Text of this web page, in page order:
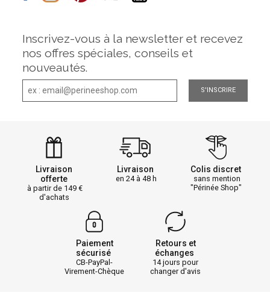
Inscrivez-vous à la newsletter et recevez
nos offres spéciales, conseils et
nouveautés.
S'INSCRIRE
Livraison
offerte
à partir de 149
d'achats
Livraison
en 24 à 48 h
Colis discret
sans mention
"Périnée Shop"
Paiement
sécurisé
CB-PayPal-
Virement-Chèque
Retours et
échanges
14 jours pour
changer d'avis